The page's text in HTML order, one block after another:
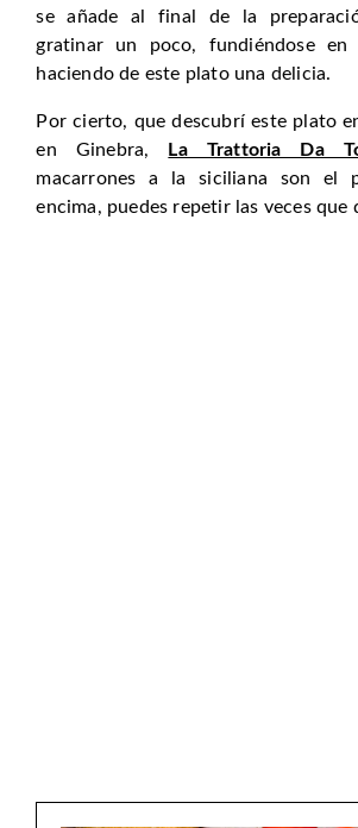
se añade al final de la
gratinar un poco, fundiéndose en
haciendo de este plato una delicia.
Por cierto, que descubrí este plato
en Ginebra,
La Trattoria Da
macarrones a la siciliana son el
encima, puedes repetir las veces que